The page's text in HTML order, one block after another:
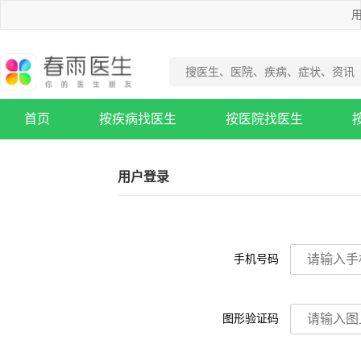
首页 按疾病找医生 按医院找医生
用户登录
手机号码
图形验证码